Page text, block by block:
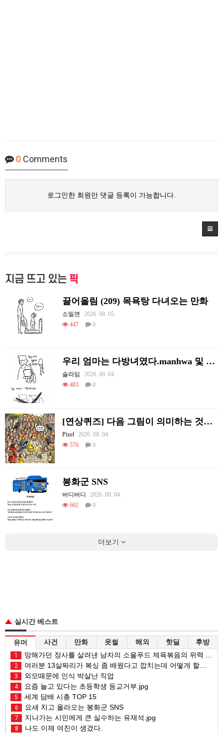
0 Comments
로그인한 회원만 댓글 등록이 가능합니다.
지금 뜨고 있는 픽
끌어올림 (209) 목욕탕 다녀오는 만화
소밀면
2026. 08. 05.
447
0
우리 엄마는 다방녀였다.manhwa 및 후기
슬라임
2026. 08. 04.
483
0
[연상퀴즈] 다음 그림이 의미하는 것을 적어주세요
Pixel 2026. 08. 04.
576
0
봉화군 SNS
버디버디
2026. 08. 04.
602
0
더보기
실시간 베스트
유머 사건 만화 웃썰 해외 핫딜 후방
1 망해가던 장사를 살려낸 남자의 소울푸드 제육볶음의 위력 ㅋㅋ
2 여러분 13살짜리가 복싱 좀 배웠다고 깝치는데 어떻게 할까요?
3 외모때문에 인식 박살난 직업
4 요즘 늘고 있다는 초등학생 등교거부.jpg
5 세계 담배 시총 TOP 15
6 요새 치고 올라오는 봉화군 SNS
7 지나가는 시민에게 큰 실수하는 유재석.jpg
8 나도 이제 여친이 생겼다.